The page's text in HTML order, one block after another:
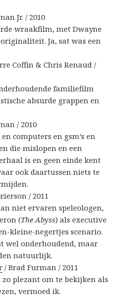
Jr. / 2010
wraakfilm, met Dwayne
Ja, sat was een
Coffin & Chris Renaud /
familiefilm
absurde grappen en
/ 2010
computers en gsm’s en
die mislopen en een
is en geen einde kent
ook daartussen niets te
/ 2011
niet ervaren speleologen,
(The Abyss) als executive
kleine-negertjes scenario.
wel onderhoudend, maar
natuurlijk.
/ Brad Furman / 2011
plezant om te bekijken als
vermoed ik.